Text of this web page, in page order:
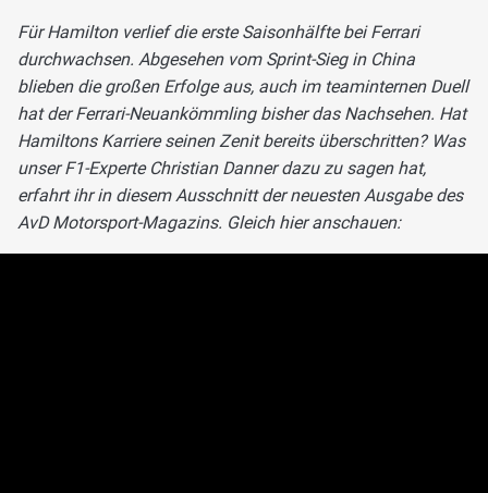
Für Hamilton verlief die erste Saisonhälfte bei Ferrari
durchwachsen. Abgesehen vom Sprint-Sieg in China
blieben die großen Erfolge aus, auch im teaminternen Duell
hat der Ferrari-Neuankömmling bisher das Nachsehen. Hat
Hamiltons Karriere seinen Zenit bereits überschritten? Was
unser F1-Experte Christian Danner dazu zu sagen hat,
erfahrt ihr in diesem Ausschnitt der neuesten Ausgabe des
AvD Motorsport-Magazins. Gleich hier anschauen: